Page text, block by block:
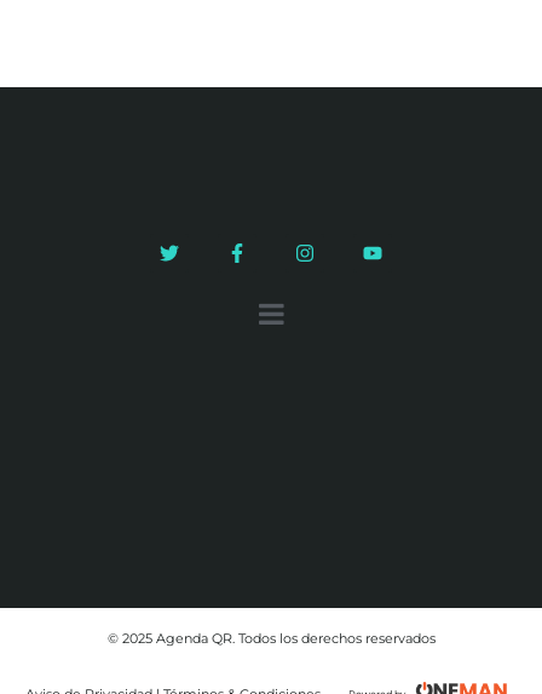
© 2025 Agenda QR. Todos los derechos reservados